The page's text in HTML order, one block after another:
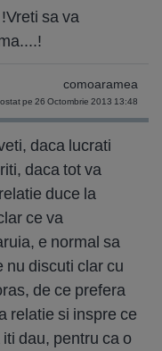
sa va
comoaramea
pe 26 Octombrie 2013 13:48
daca lucrati
daca tot va
duce la
ce va
e normal sa
nu discuti clar cu
de ce prefera
relatie si inspre ce
dau, pentru ca o